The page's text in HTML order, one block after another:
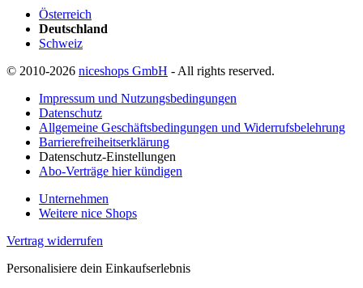
Österreich
Deutschland
Schweiz
© 2010-2026 niceshops GmbH - All rights reserved.
Impressum und Nutzungsbedingungen
Datenschutz
Allgemeine Geschäftsbedingungen und Widerrufsbelehrung
Barrierefreiheitserklärung
Datenschutz-Einstellungen
Abo-Verträge hier kündigen
Unternehmen
Weitere nice Shops
Vertrag widerrufen
Personalisiere dein Einkaufserlebnis